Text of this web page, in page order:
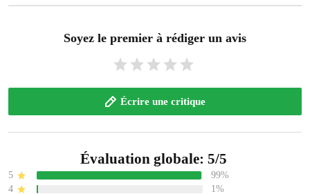
Soyez le premier à rédiger un avis
Écrire une critique
Évaluation globale: 5/5
5
99%
4
1%